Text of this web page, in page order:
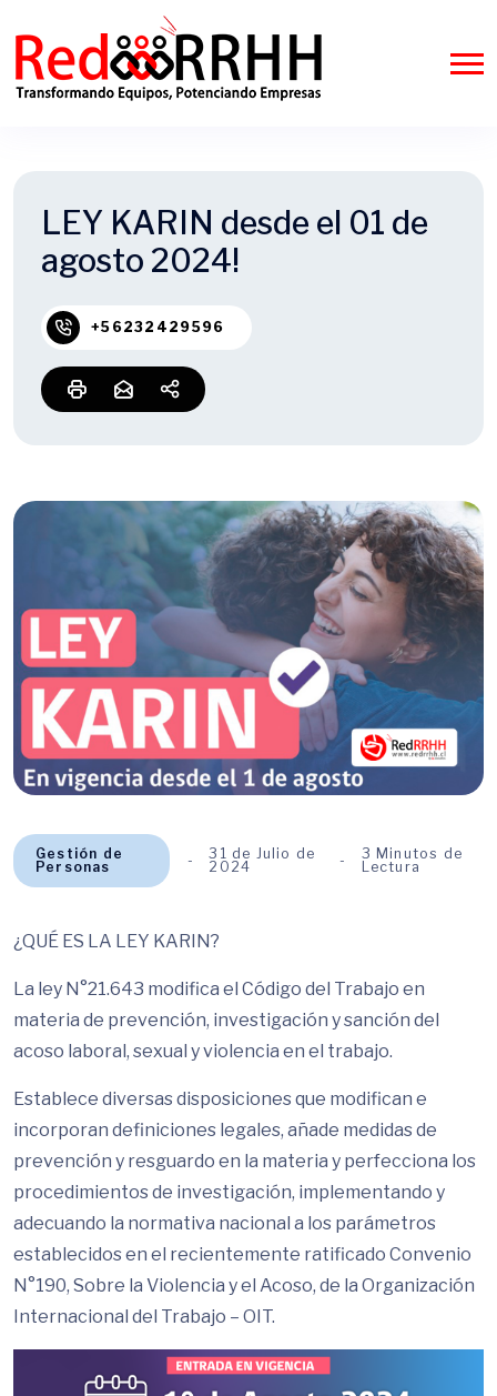
LEY KARIN desde el 01 de
agosto 2024!
+56232429596
Gestión de
Personas
31 de Julio de
2024
3 Minutos de
Lectura
¿QUÉ ES LA LEY KARIN?
La ley N°21.643 modifica el Código del Trabajo en
materia de prevención, investigación y sanción del
acoso laboral, sexual y violencia en el trabajo.
Establece diversas disposiciones que modifican e
incorporan definiciones legales, añade medidas de
prevención y resguardo en la materia y perfecciona los
procedimientos de investigación, implementando y
adecuando la normativa nacional a los parámetros
establecidos en el recientemente ratificado Convenio
N°190, Sobre la Violencia y el Acoso, de la Organización
Internacional del Trabajo – OIT.